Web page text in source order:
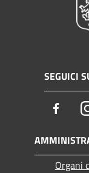
SEGUICI
Organi